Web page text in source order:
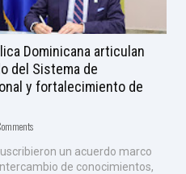
Dominicana articulan
del Sistema de
y fortalecimiento de
un acuerdo marco
de conocimientos,